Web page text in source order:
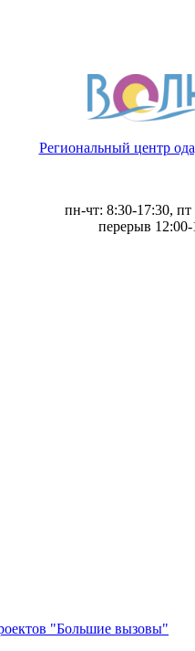
Региональный центр
пн-чт: 8:30-17:30, пт
перерыв 12:00-
"Большие вызовы"